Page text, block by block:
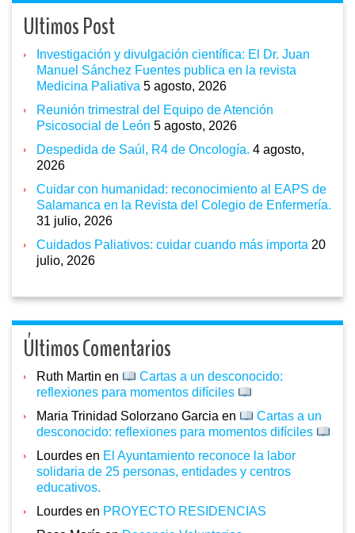
Ultimos Post
Investigación y divulgación científica: El Dr. Juan
Manuel Sánchez Fuentes publica en la revista
Medicina Paliativa 5 agosto, 2026
Reunión trimestral del Equipo de Atención
Psicosocial de León 5 agosto, 2026
Despedida de Saúl, R4 de Oncología. 4 agosto,
2026
Cuidar con humanidad: reconocimiento al EAPS de
Salamanca en la Revista del Colegio de Enfermería.
31 julio, 2026
Cuidados Paliativos: cuidar cuando más importa 20
julio, 2026
Últimos Comentarios
Ruth Martin en
Cartas a un desconocido:
reflexiones para momentos difíciles
Maria Trinidad Solorzano Garcia en
Cartas a un
desconocido: reflexiones para momentos difíciles
Lourdes en El Ayuntamiento reconoce la labor
solidaria de 25 personas, entidades y centros
educativos.
Lourdes en PROYECTO RESIDENCIAS